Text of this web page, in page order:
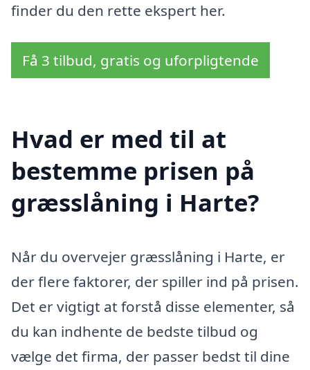
finder du den rette ekspert her.
Få 3 tilbud, gratis og uforpligtende
Hvad er med til at
bestemme prisen på
græsslåning i Harte?
Når du overvejer græsslåning i Harte, er
der flere faktorer, der spiller ind på prisen.
Det er vigtigt at forstå disse elementer, så
du kan indhente de bedste tilbud og
vælge det firma, der passer bedst til dine